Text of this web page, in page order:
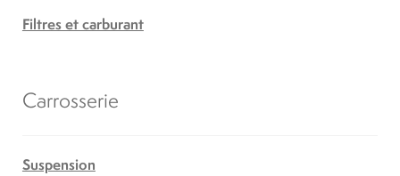
Filtres et carburant
Carrosserie
Suspension